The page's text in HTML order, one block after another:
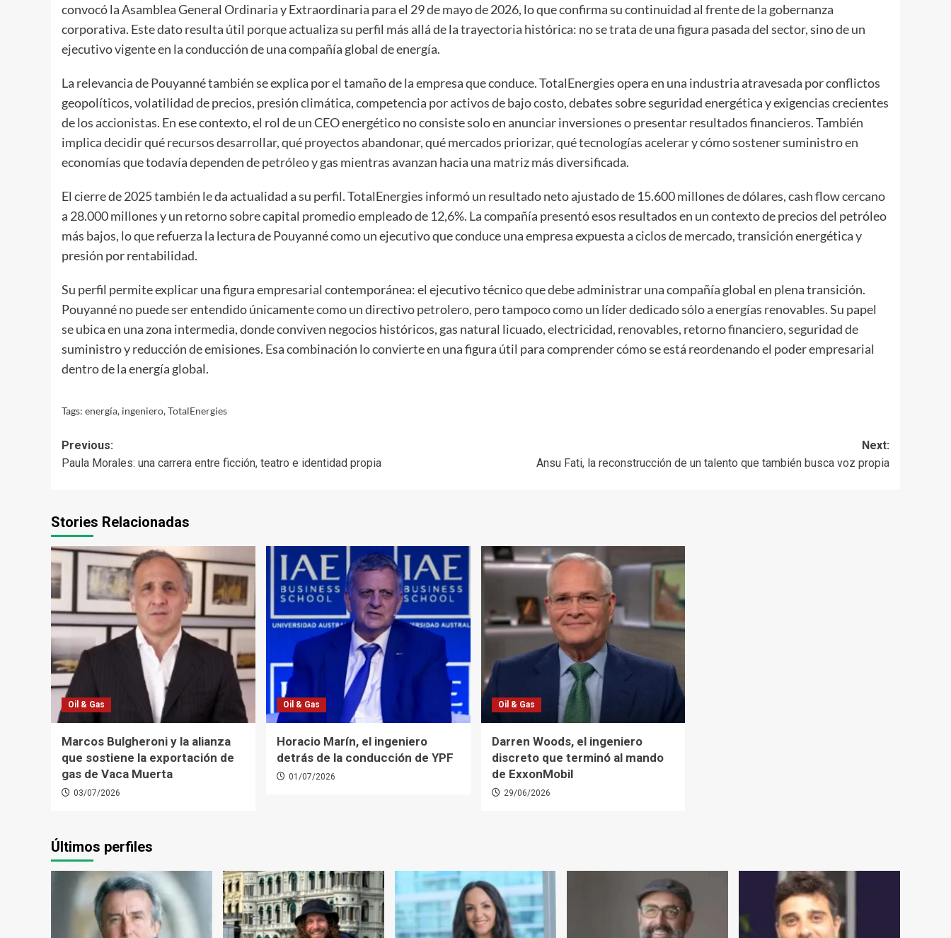
convocó la Asamblea General Ordinaria y Extraordinaria para el 29 de mayo de 2026, lo que confirma su continuidad al frente de la gobernanza
corporativa. Este dato resulta útil porque actualiza su perfil más allá de la trayectoria histórica: no se trata de una figura pasada del sector, sino de un
ejecutivo vigente en la conducción de una compañía global de energía.
La relevancia de Pouyanné también se explica por el tamaño de la empresa que conduce. TotalEnergies opera en una industria atravesada por conflictos
geopolíticos, volatilidad de precios, presión climática, competencia por activos de bajo costo, debates sobre seguridad energética y exigencias crecientes
de los accionistas. En ese contexto, el rol de un CEO energético no consiste solo en anunciar inversiones o presentar resultados financieros. También
implica decidir qué recursos desarrollar, qué proyectos abandonar, qué mercados priorizar, qué tecnologías acelerar y cómo sostener suministro en
economías que todavía dependen de petróleo y gas mientras avanzan hacia una matriz más diversificada.
El cierre de 2025 también le da actualidad a su perfil. TotalEnergies informó un resultado neto ajustado de 15.600 millones de dólares, cash flow cercano
a 28.000 millones y un retorno sobre capital promedio empleado de 12,6%. La compañía presentó esos resultados en un contexto de precios del petróleo
más bajos, lo que refuerza la lectura de Pouyanné como un ejecutivo que conduce una empresa expuesta a ciclos de mercado, transición energética y
presión por rentabilidad.
Su perfil permite explicar una figura empresarial contemporánea: el ejecutivo técnico que debe administrar una compañía global en plena transición.
Pouyanné no puede ser entendido únicamente como un directivo petrolero, pero tampoco como un líder dedicado sólo a energías renovables. Su papel
se ubica en una zona intermedia, donde conviven negocios históricos, gas natural licuado, electricidad, renovables, retorno financiero, seguridad de
suministro y reducción de emisiones. Esa combinación lo convierte en una figura útil para comprender cómo se está reordenando el poder empresarial
dentro de la energía global.
Tags: energía, ingeniero,TotalEnergies
Post
navigation
Previous:
Paula Morales: una carrera entre ficción, teatro e identidad propia
Next:
Ansu Fati, la reconstrucción de un talento que también busca voz propia
Stories Relacionadas
Oil & Gas
Marcos Bulgheroni y la alianza
que sostiene la exportación de
gas de Vaca Muerta
03/07/2026
Oil & Gas
Horacio Marín, el ingeniero
detrás de la conducción de YPF
01/07/2026
Oil & Gas
Darren Woods, el ingeniero
discreto que terminó al mando
de ExxonMobil
29/06/2026
Últimos perfiles